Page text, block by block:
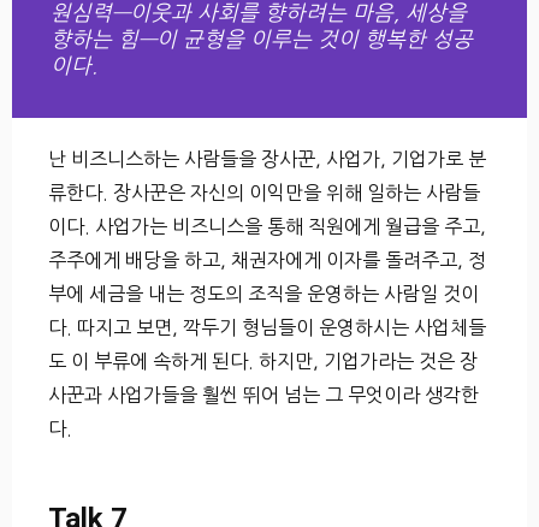
원심력—이웃과 사회를 향하려는 마음, 세상을
향하는 힘—이 균형을 이루는 것이 행복한 성공
이다.
난 비즈니스하는 사람들을 장사꾼, 사업가, 기업가로 분
류한다. 장사꾼은 자신의 이익만을 위해 일하는 사람들
이다. 사업가는 비즈니스을 통해 직원에게 월급을 주고,
주주에게 배당을 하고, 채권자에게 이자를 돌려주고, 정
부에 세금을 내는 정도의 조직을 운영하는 사람일 것이
다. 따지고 보면, 깍두기 형님들이 운영하시는 사업체들
도 이 부류에 속하게 된다. 하지만, 기업가라는 것은 장
사꾼과 사업가들을 훨씬 뛰어 넘는 그 무엇이라 생각한
다.
Talk 7